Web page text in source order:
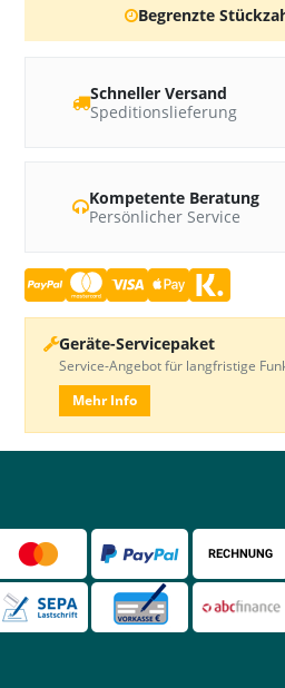
Begrenzte
Schneller Versand
Speditionslieferung
Kompetente Beratung
Persönlicher Service
Geräte-Servicepaket
Service-Angebot für langfristige
Mehr Info